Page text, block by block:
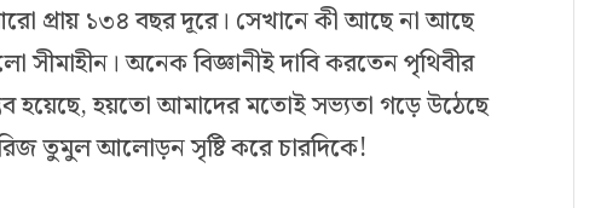
প্রায় ১৩৪ বছর দূরে। সেখানে কী আছে না আছে
সীমাহীন। অনেক বিজ্ঞানীই দাবি করতেন পৃথিবীর
হয়েছে, হয়তো আমাদের মতোই সভ্যতা গড়ে উঠেছে
তুমুল আলোড়ন সৃষ্টি করে চারদিকে!